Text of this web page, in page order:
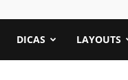
DICAS LAYOUTS